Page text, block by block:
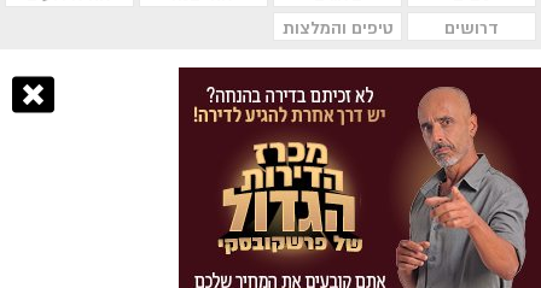
דרושים
טיפים והמלצות